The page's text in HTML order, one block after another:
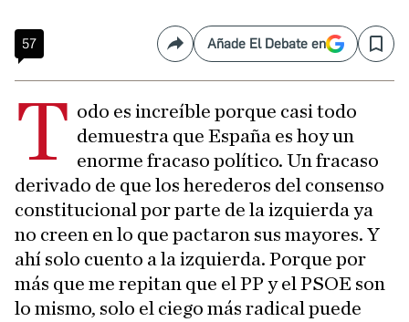
57 CompartirAñade El Debate en Save
T odo es increíble porque casi todo
demuestra que España es hoy un
enorme fracaso político. Un fracaso
derivado de que los herederos del consenso
constitucional por parte de la izquierda ya
no creen en lo que pactaron sus mayores. Y
ahí solo cuento a la izquierda. Porque por
más que me repitan que el PP y el PSOE son
lo mismo, solo el ciego más radical puede